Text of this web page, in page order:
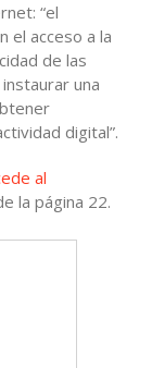
“el
el acceso a la
de las
una
digital”.
al
la página 22.